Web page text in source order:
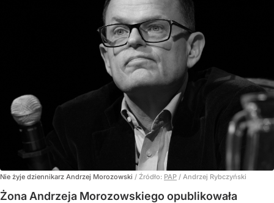
Nie żyje dziennikarz Andrzej Morozowski / Źródło: PAP / Andrzej Rybczyński
Żona Andrzeja Morozowskiego opublikowała